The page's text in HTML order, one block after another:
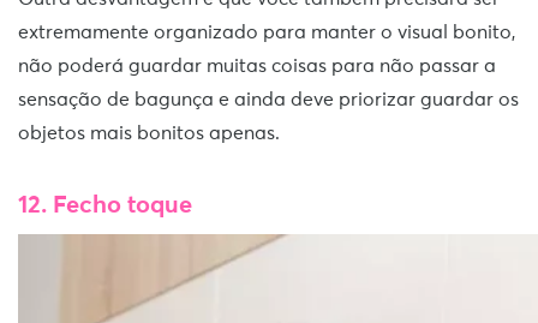
extremamente organizado para manter o visual bonito,
não poderá guardar muitas coisas para não passar a
sensação de bagunça e ainda deve priorizar guardar os
objetos mais bonitos apenas.
12. Fecho toque